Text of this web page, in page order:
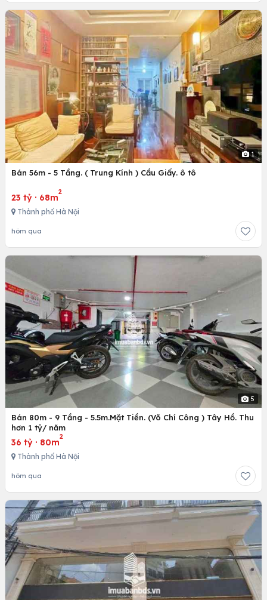
1
Bán 56m - 5 Tầng. ( Trung Kính ) Cầu Giấy. ô tô
23 tỷ · 68m
2
Thành phố Hà Nội
hôm qua
5
Bán 80m - 9 Tầng - 5.5m.Mặt Tiền. (Võ Chí Công ) Tây Hồ. Thu
hơn 1 tỷ/ năm
36 tỷ · 80m
2
Thành phố Hà Nội
hôm qua